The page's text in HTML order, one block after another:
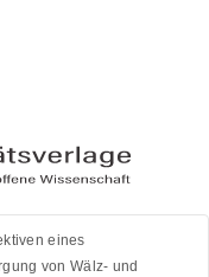
eines
von Wälz- und